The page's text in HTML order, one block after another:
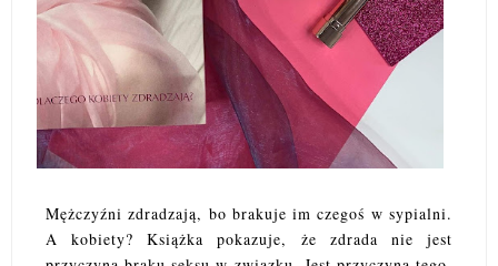
Mężczyźni zdradzają, bo brakuje im czegoś w sypialni.
A kobiety? Książka pokazuje, że zdrada nie jest